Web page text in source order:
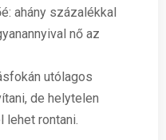
ahány százalékkal
nő az
utólagos
de helytelen
rontani.